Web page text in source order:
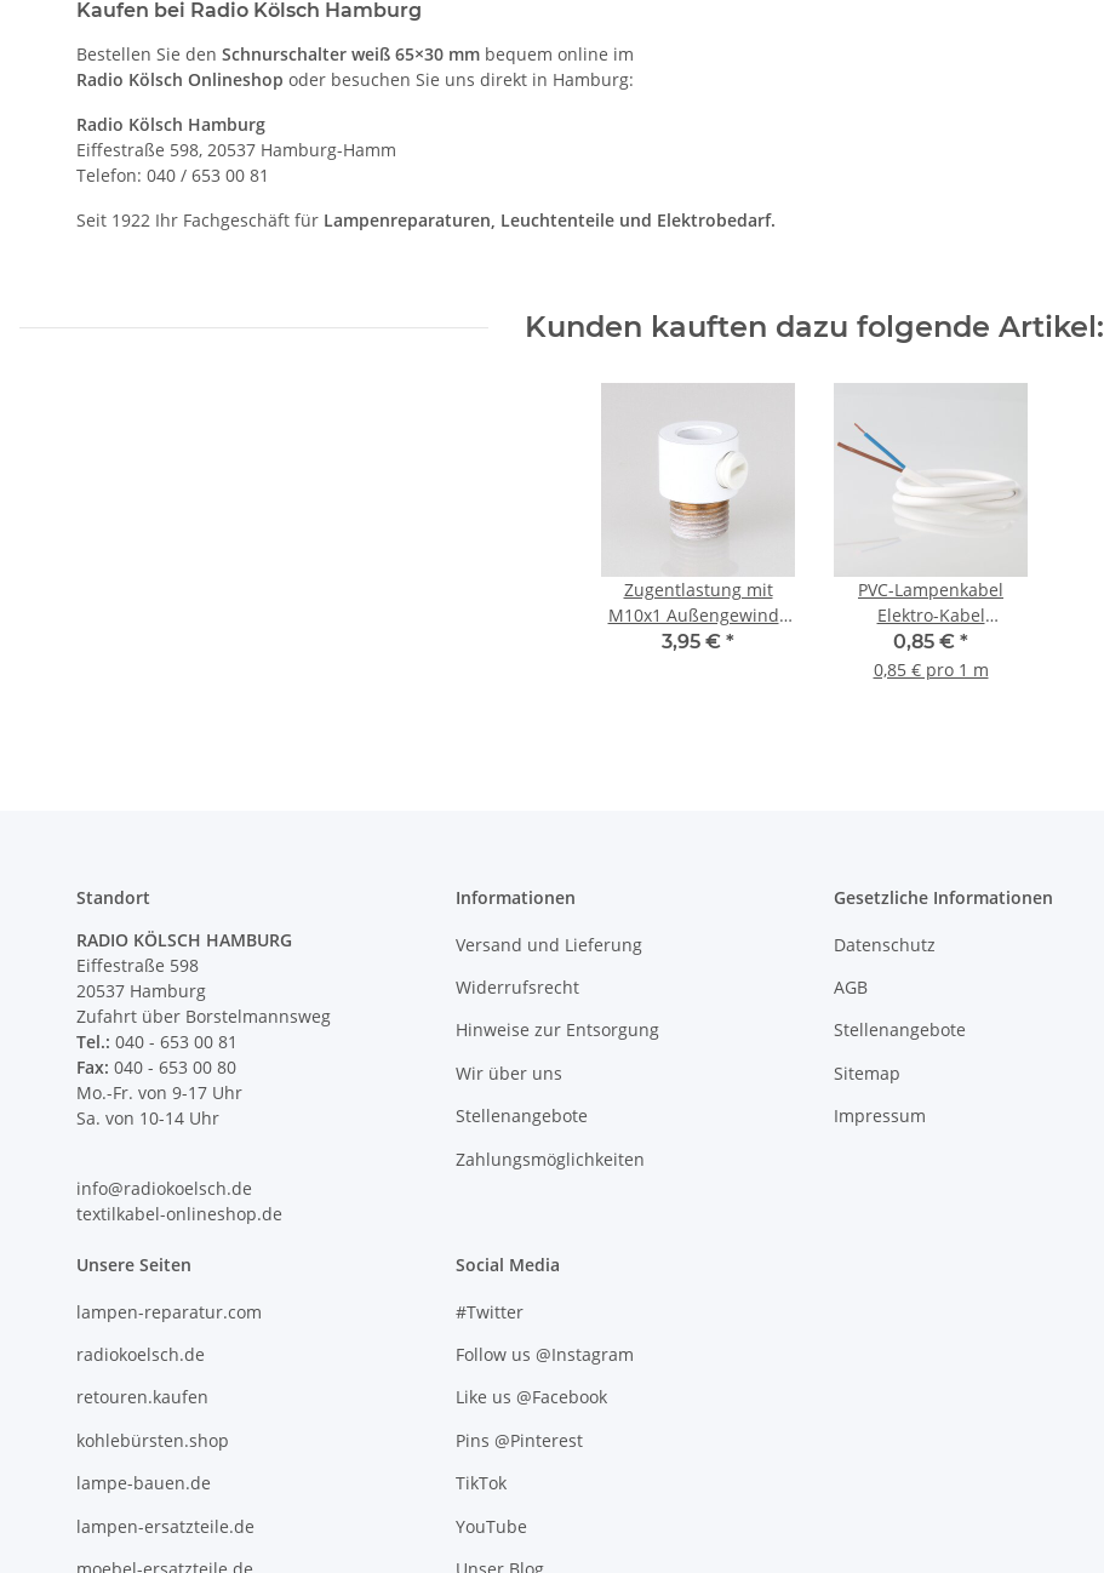
Kaufen bei Radio Kölsch Hamburg
Bestellen Sie den Schnurschalter weiß 65×30 mm bequem online im
Radio Kölsch Onlineshop oder besuchen Sie uns direkt in Hamburg:
Radio Kölsch Hamburg
Eiffestraße 598, 20537 Hamburg-Hamm
Telefon: 040 / 653 00 81
Seit 1922 Ihr Fachgeschäft für Lampenreparaturen, Leuchtenteile und Elektrobedarf.
Kunden kauften dazu folgende Artikel:
Zugentlastung mit
M10x1 Außengewinde
für Kabel 13x17mm
3,95 € *
PVC-Lampenkabel
Elektro-Kabel
Stromkabel Rundkabel
weiß 2-adrig,
0,85 € *
0,85 € pro 1 m
Standort
RADIO KÖLSCH HAMBURG
Eiffestraße 598
20537 Hamburg
Zufahrt über Borstelmannsweg
Tel.: 040 - 653 00 81
Fax: 040 - 653 00 80
Mo.-Fr. von 9-17 Uhr
Sa. von 10-14 Uhr
info@radiokoelsch.de
textilkabel-onlineshop.de
Informationen
Versand und Lieferung
Widerrufsrecht
Hinweise zur Entsorgung
Wir über uns
Stellenangebote
Zahlungsmöglichkeiten
Gesetzliche Informationen
Datenschutz
AGB
Stellenangebote
Sitemap
Impressum
Unsere Seiten
lampen-reparatur.com
radiokoelsch.de
retouren.kaufen
kohlebürsten.shop
lampe-bauen.de
lampen-ersatzteile.de
Social Media
#Twitter
Follow us @Instagram
Like us @Facebook
Pins @Pinterest
TikTok
YouTube